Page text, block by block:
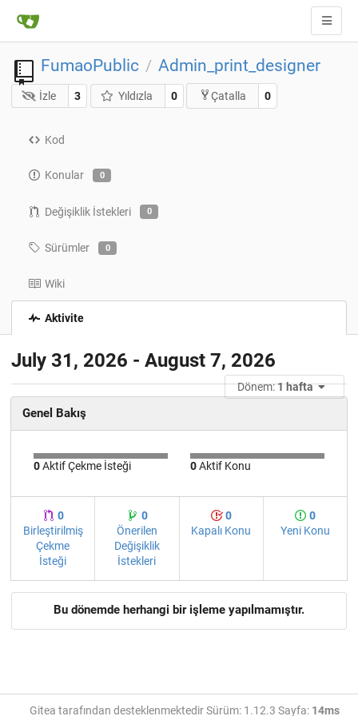
FumaoPublic / Admin_print_designer
İzle 3 Yıldızla 0 Çatalla 0
Kod
Konular 0
Değişiklik İstekleri 0
Sürümler 0
Wiki
Aktivite
July 31, 2026 - August 7, 2026
Dönem:1 hafta
Genel Bakış
0Aktif Çekme İsteği 0Aktif Konu
0
Birleştirilmiş
Çekme
İsteği
0
Önerilen
Değişiklik
İstekleri
0
Kapalı Konu
0
Yeni Konu
Bu dönemde herhangi bir işleme yapılmamıştır.
Gitea tarafından desteklenmektedir Sürüm: 1.12.3 Sayfa: 14ms